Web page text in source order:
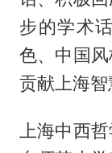
步的学术
色、中国
贡献上海智
上海中西